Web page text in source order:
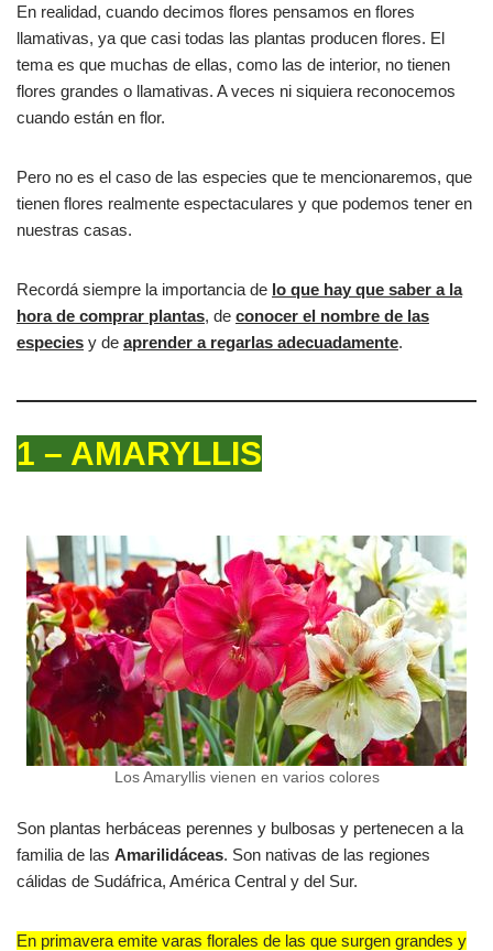
En realidad, cuando decimos flores pensamos en flores
llamativas, ya que casi todas las plantas producen flores. El
tema es que muchas de ellas, como las de interior, no tienen
flores grandes o llamativas. A veces ni siquiera reconocemos
cuando están en flor.
Pero no es el caso de las especies que te mencionaremos, que
tienen flores realmente espectaculares y que podemos tener en
nuestras casas.
Recordá siempre la importancia de lo que hay que saber a la
hora de comprar plantas, de conocer el nombre de las
especies y de aprender a regarlas adecuadamente.
1 – AMARYLLIS
Los Amaryllis vienen en varios colores
Son plantas herbáceas perennes y bulbosas y pertenecen a la
familia de las Amarilidáceas. Son nativas de las regiones
cálidas de Sudáfrica, América Central y del Sur.
En primavera emite varas florales de las que surgen grandes y